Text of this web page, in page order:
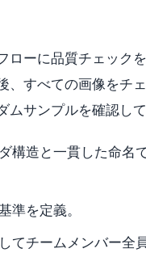
ローに品質チェック
、すべての画像をチ
ムサンプルを確認して
構造と一貫した命名
準を定義。
てチームメンバー全